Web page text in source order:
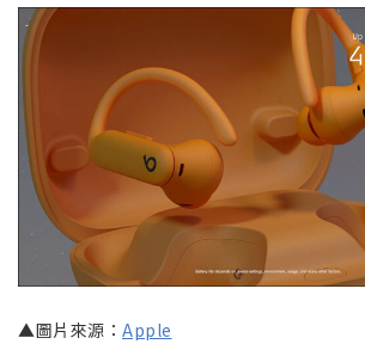
▲圖片來源： Apple